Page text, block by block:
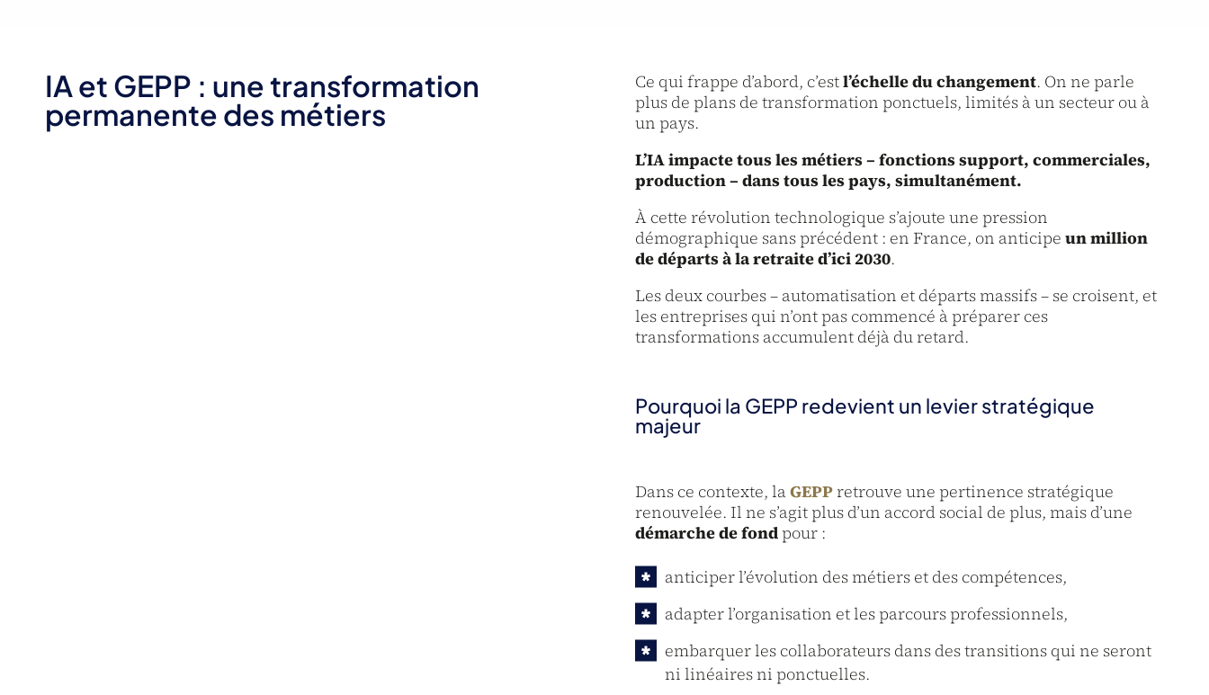
IA et GEPP : une transformation
permanente des métiers
Ce qui frappe d’abord, c’estl’échelle du changement. On ne parle
plus de plans de transformation ponctuels, limités à un secteur ou à
un pays.
L’IA impacte tous les métiers – fonctions support, commerciales,
production – dans tous les pays, simultanément.
À cette révolution technologique s’ajoute une pression
démographique sans précédent : en France, on anticipeun million
de départs à la retraite d’ici 2030.
Les deux courbes – automatisation et départs massifs – se croisent, et
les entreprises qui n’ont pas commencé à préparer ces
transformations accumulent déjà du retard.
Pourquoi la GEPP redevient un levier stratégique
majeur
Dans ce contexte, laGEPPretrouve une pertinence stratégique
renouvelée. Il ne s’agit plus d’un accord social de plus, mais d’une
démarche de fondpour :
anticiper l’évolution des métiers et des compétences,
adapter l’organisation et les parcours professionnels,
embarquer les collaborateurs dans des transitions qui ne seront
ni linéaires ni ponctuelles.